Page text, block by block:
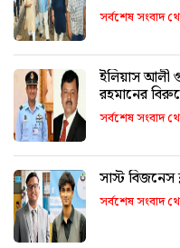
সর্বশেষ সংবাদ
ইলিয়াস আলী গুম: বিমান বাহিনীর
রহমানের
সর্বশেষ সংবাদ
সাস্ট বিজনেস
সর্বশেষ সংবাদ